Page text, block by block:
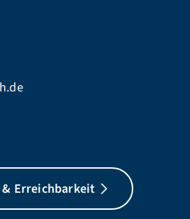
Erreichbarkeit